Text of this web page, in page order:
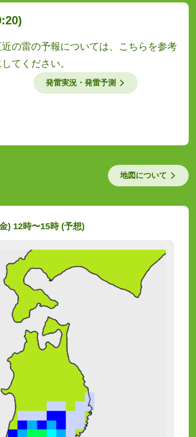
近の雷の予報については、こちらを参考
てください。
発雷実況・発雷予測
地図について
) 12時〜15時 (予想)